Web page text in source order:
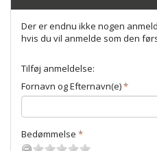
Der er endnu ikke nogen
hvis du vil anmelde som den
Tilføj anmeldelse:
Fornavn og Efternavn(e)
Bedømmelse